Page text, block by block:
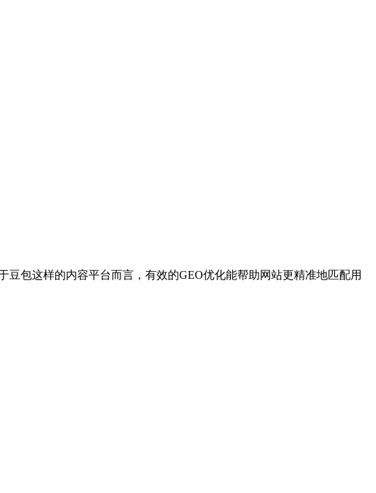
包这样的内容平台而言，有效的GEO优化能帮助网站更精准地匹配用